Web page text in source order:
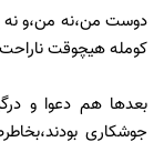
دوست من،نه من،و
کومله هیچوقت
بعدها هم دعوا و
جوشکاری